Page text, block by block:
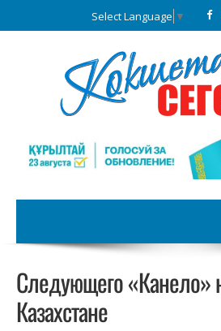
Select Language ▼
Следующего «Канело»
Казахстане